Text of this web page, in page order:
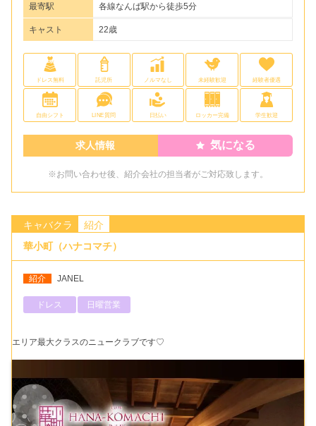
最寄駅 各線なんば駅から徒歩5分
キャスト 22歳
ドレス無料 託児所 ノルマなし 未経験歓迎 経験者優遇
自由シフト LINE質問 日払い ロッカー完備 学生歓迎
求人情報 気になる
※お問い合わせ後、紹介会社の担当者がご対応致します。
キャバクラ
紹介
華小町（ハナコマチ）
紹介 JANEL
ドレス 日曜営業
エリア最大クラスのニュークラブです♡